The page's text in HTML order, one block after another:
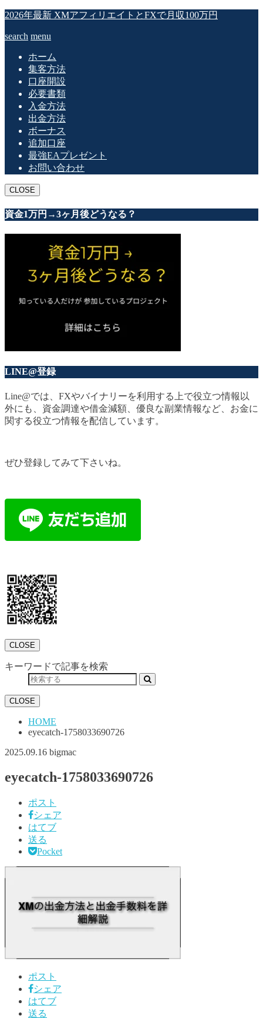
2026年最新 XMアフィリエイトとFXで月収100万円
search menu
ホーム
集客方法
口座開設
必要書類
入金方法
出金方法
ボーナス
追加口座
最強EAプレゼント
お問い合わせ
CLOSE
資金1万円→3ヶ月後どうなる？
LINE@登録
Line@では、FXやバイナリーを利用する上で役立つ情報以
外にも、資金調達や借金減額、優良な副業情報など、お金に
関する役立つ情報を配信しています。
ぜひ登録してみて下さいね。
CLOSE
キーワードで記事を検索
CLOSE
HOME
eyecatch-1758033690726
2025.09.16 bigmac
eyecatch-1758033690726
ポスト
シェア
はてブ
送る
Pocket
ポスト
シェア
はてブ
送る